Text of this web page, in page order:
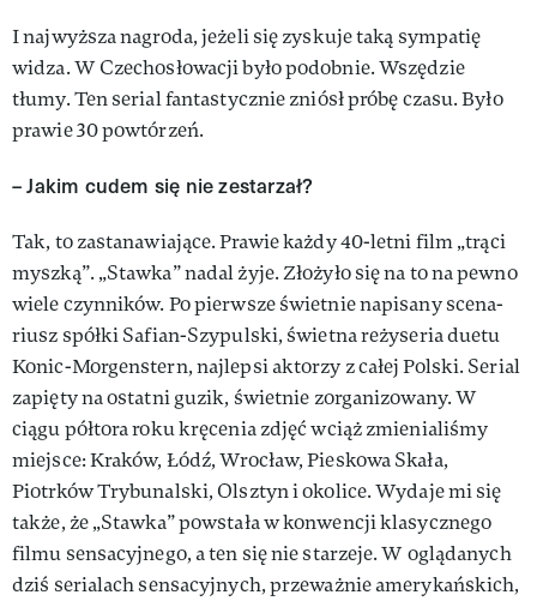
I najwyższa nagroda, jeżeli się zyskuje taką sympatię
widza. W Czecho­słowacji było podobnie. Wszę­dzie
tłumy. Ten serial fantastycznie zniósł próbę czasu. Było
prawie 30 powtórzeń.
– Jakim cudem się nie zesta­rzał?
Tak, to zastanawiające. Prawie każdy 40-­letni film „trąci
myszką”. „Stawka” nadal żyje. Złożyło się na to na pewno
wiele czynników. Po pierwsze świetnie napisany scena­
riusz spółki Safian-Szypulski, świetna reżyseria duetu
Konic-Morgenstern, najlepsi aktorzy z całej Polski. Serial
zapięty na ostatni guzik, świetnie zorganizo­wany. W
ciągu półtora roku kręce­nia zdjęć wciąż zmienialiśmy
miej­sce: Kraków, Łódź, Wrocław, Pieskowa Skała,
Piotrków Trybu­nalski, Olsztyn i okolice. Wydaje mi się
także, że „Stawka” powstała w konwencji klasycznego
filmu sensacyjnego, a ten się nie sta­rzeje. W oglądanych
dziś serialach sensacyjnych, przeważnie amery­kańskich,